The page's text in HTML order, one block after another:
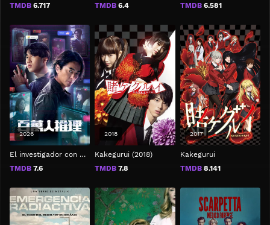
TMDB 6.717
TMDB 6.4
TMDB6.581
El investigador con millones de seguidores
TMDB 7.6
2026
Kakegurui (2018)
TMDB 7.8
2018
Kakegurui
TMDB8.141
2017